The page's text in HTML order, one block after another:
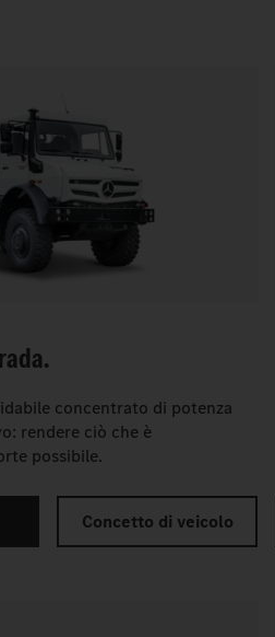
concentrato di potenza
rendere ciò che è
possibile.
Concetto di veicolo